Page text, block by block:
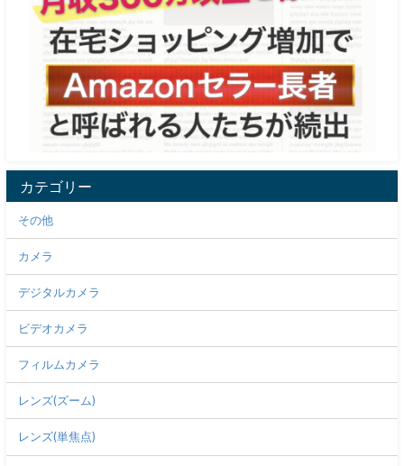
カテゴリー
その他
カメラ
デジタルカメラ
ビデオカメラ
フィルムカメラ
レンズ(ズーム)
レンズ(単焦点)